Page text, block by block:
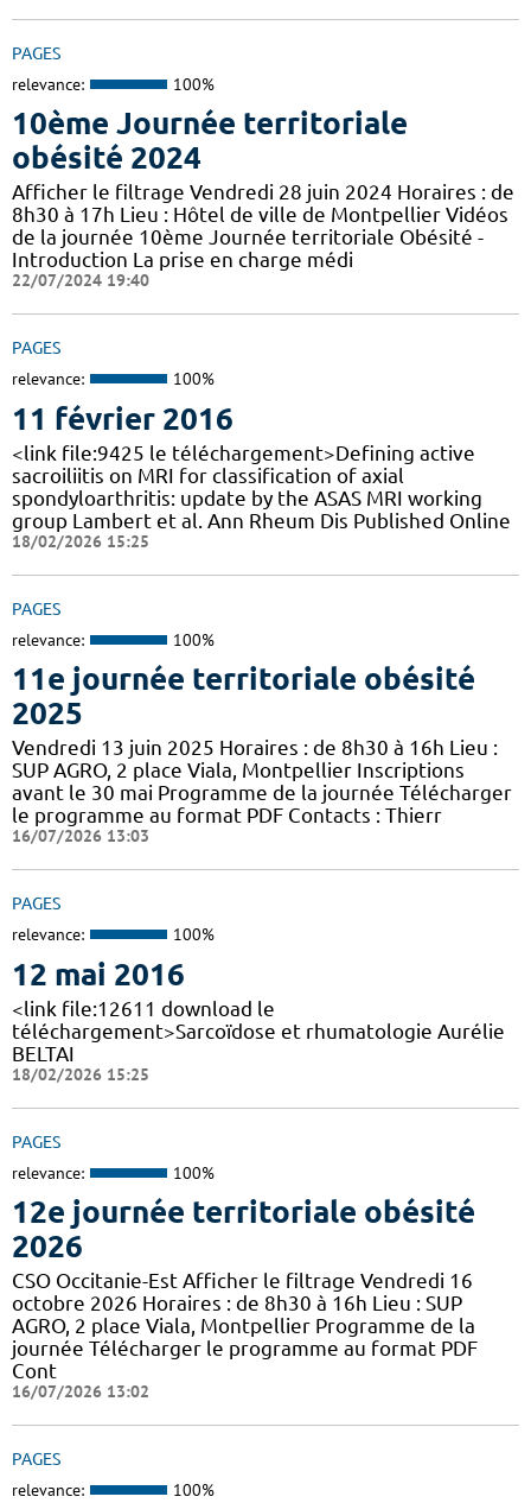
PAGES
relevance: 100%
10ème Journée territoriale
obésité 2024
Afficher le filtrage Vendredi 28 juin 2024 Horaires : de
8h30 à 17h Lieu : Hôtel de ville de Montpellier Vidéos
de la journée 10ème Journée territoriale Obésité -
Introduction La prise en charge médi
22/07/2024 19:40
PAGES
relevance: 100%
11 février 2016
<link file:9425 le téléchargement>Defining active
sacroiliitis on MRI for classification of axial
spondyloarthritis: update by the ASAS MRI working
group Lambert et al. Ann Rheum Dis Published Online
18/02/2026 15:25
PAGES
relevance: 100%
11e journée territoriale obésité
2025
Vendredi 13 juin 2025 Horaires : de 8h30 à 16h Lieu :
SUP AGRO, 2 place Viala, Montpellier Inscriptions
avant le 30 mai Programme de la journée Télécharger
le programme au format PDF Contacts : Thierr
16/07/2026 13:03
PAGES
relevance: 100%
12 mai 2016
<link file:12611 download le
téléchargement>Sarcoïdose et rhumatologie Aurélie
BELTAI
18/02/2026 15:25
PAGES
relevance: 100%
12e journée territoriale obésité
2026
CSO Occitanie-Est Afficher le filtrage Vendredi 16
octobre 2026 Horaires : de 8h30 à 16h Lieu : SUP
AGRO, 2 place Viala, Montpellier Programme de la
journée Télécharger le programme au format PDF
Cont
16/07/2026 13:02
PAGES
relevance: 100%